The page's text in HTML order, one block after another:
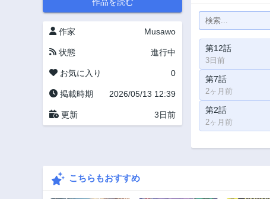
作家 Musawo
状態 進行中
お気に入り 0
掲載時期 2026/05/13 12:39
更新 3日前
第12話
3日前
第7話
2ヶ月前
第2話
2ヶ月前
こちらもおすすめ